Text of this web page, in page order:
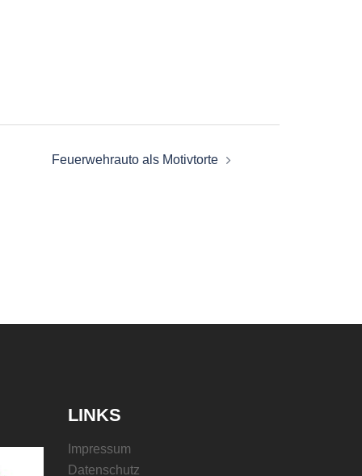
Feuerwehrauto als Motivtorte
LINKS
Impressum
Datenschutz